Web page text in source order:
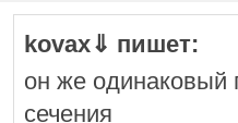
kovax⇓ пишет:
он же одинаковый
сечения